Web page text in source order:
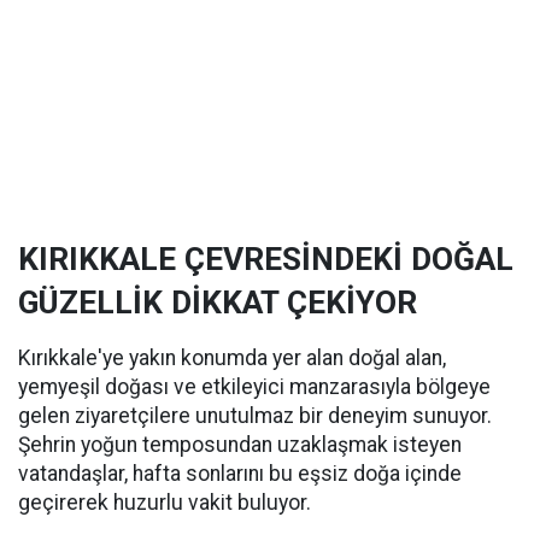
KIRIKKALE ÇEVRESİNDEKİ DOĞAL
GÜZELLİK DİKKAT ÇEKİYOR
Kırıkkale'ye yakın konumda yer alan doğal alan,
yemyeşil doğası ve etkileyici manzarasıyla bölgeye
gelen ziyaretçilere unutulmaz bir deneyim sunuyor.
Şehrin yoğun temposundan uzaklaşmak isteyen
vatandaşlar, hafta sonlarını bu eşsiz doğa içinde
geçirerek huzurlu vakit buluyor.